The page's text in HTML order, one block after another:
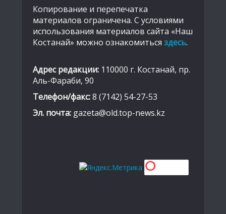
Копирование и перепечатка
материалов ограничена. С условиями
использования материалов сайта «Наш
Костанай» можно ознакомиться здесь.
Адрес редакции: 110000 г. Костанай, пр.
Аль-Фараби, 90
Телефон/факс:8 (7142) 54-27-53
Эл. почта: gazeta@old.top-news.kz